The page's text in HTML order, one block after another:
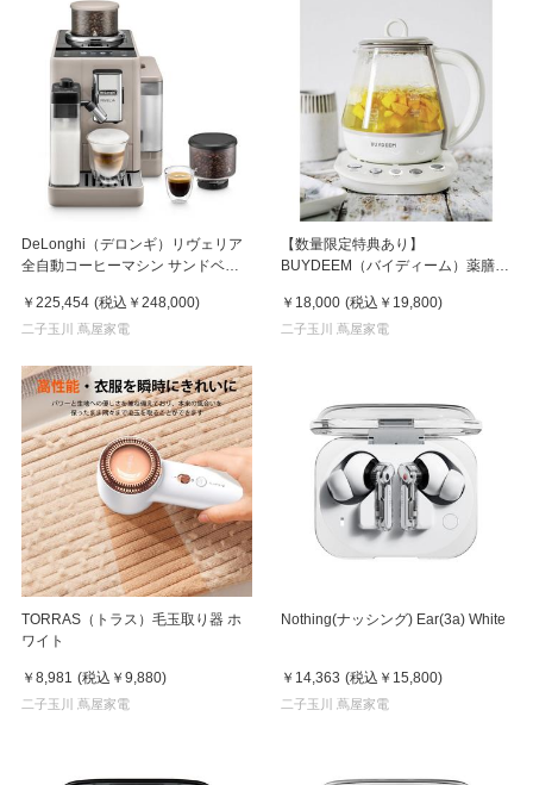
DeLonghi（デロンギ）リヴェリア
全自動コーヒーマシン サンドベー
￥225,454 (税込 ￥248,000)
二子玉川 蔦屋家電
【数量限定特典あり】
BUYDEEM（バイディーム）薬膳テ
￥18,000 (税込 ￥19,800)
二子玉川 蔦屋家電
TORRAS（トラス）毛玉取り器 ホ
ワイト
￥8,981 (税込 ￥9,880)
二子玉川 蔦屋家電
Nothing(ナッシング) Ear(3a) White
￥14,363 (税込 ￥15,800)
二子玉川 蔦屋家電